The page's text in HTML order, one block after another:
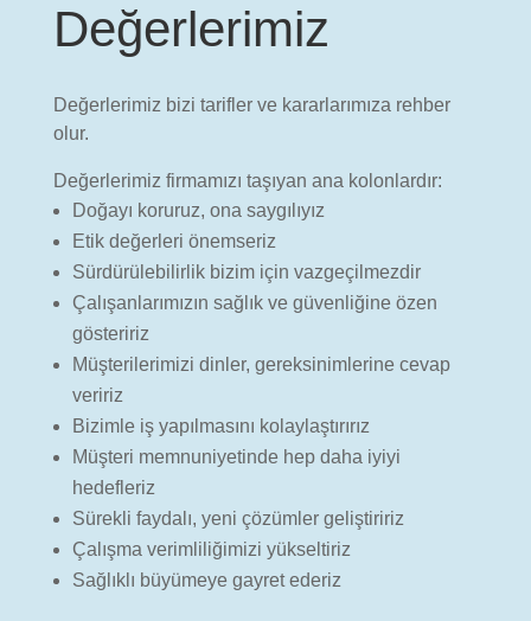
Değerlerimiz
Değerlerimiz bizi tarifler ve kararlarımıza rehber
olur.
Değerlerimiz firmamızı taşıyan ana kolonlardır:
Doğayı koruruz, ona saygılıyız
Etik değerleri önemseriz
Sürdürülebilirlik bizim için vazgeçilmezdir
Çalışanlarımızın sağlık ve güvenliğine özen
gösteririz
Müşterilerimizi dinler, gereksinimlerine cevap
veririz
Bizimle iş yapılmasını kolaylaştırırız
Müşteri memnuniyetinde hep daha iyiyi
hedefleriz
Sürekli faydalı, yeni çözümler geliştiririz
Çalışma verimliliğimizi yükseltiriz
Sağlıklı büyümeye gayret ederiz